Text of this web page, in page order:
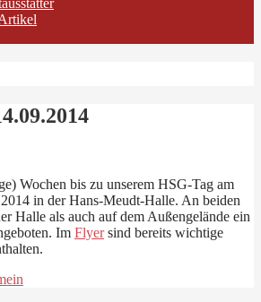
Wochen bis zu unserem HSG-Tag am
in der Hans-Meudt-Halle. An beiden
Halle als auch auf dem Außengelände ein
Im Flyersind bereits wichtige